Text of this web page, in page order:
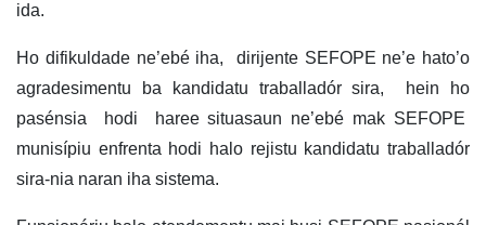
ida.
Ho difikuldade ne’ebé iha, dirijente SEFOPE ne’e hato’o
agradesimentu ba kandidatu traballadór sira, hein ho
pasénsia hodi haree situasaun ne’ebé mak SEFOPE
munisípiu enfrenta hodi halo rejistu kandidatu traballadór
sira-nia naran iha sistema.